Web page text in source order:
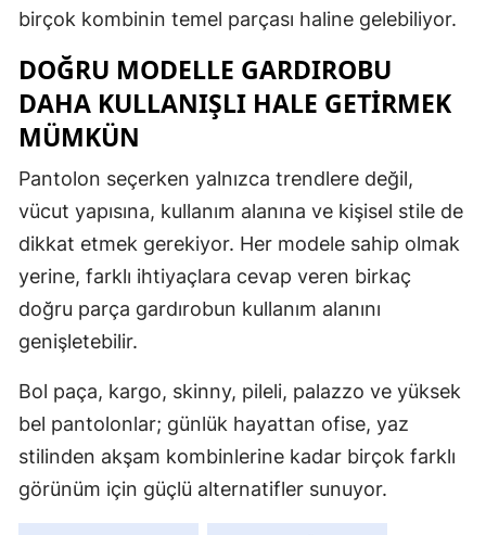
birçok kombinin temel parçası haline gelebiliyor.
DOĞRU MODELLE GARDIROBU
DAHA KULLANIŞLI HALE GETİRMEK
MÜMKÜN
Pantolon seçerken yalnızca trendlere değil,
vücut yapısına, kullanım alanına ve kişisel stile de
dikkat etmek gerekiyor. Her modele sahip olmak
yerine, farklı ihtiyaçlara cevap veren birkaç
doğru parça gardırobun kullanım alanını
genişletebilir.
Bol paça, kargo, skinny, pileli, palazzo ve yüksek
bel pantolonlar; günlük hayattan ofise, yaz
stilinden akşam kombinlerine kadar birçok farklı
görünüm için güçlü alternatifler sunuyor.